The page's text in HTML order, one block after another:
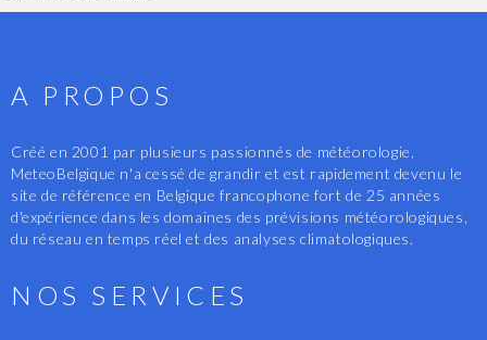
A PROPOS
Créé en 2001 par plusieurs passionnés de météorologie,
MeteoBelgique n'a cessé de grandir et est rapidement devenu le
site de référence en Belgique francophone fort de 25 années
d'expérience dans les domaines des prévisions météorologiques,
du réseau en temps réel et des analyses climatologiques.
NOS SERVICES